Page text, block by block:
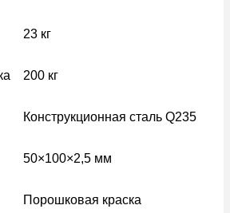
23 кг
200 кг
Конструкционная сталь Q235
50×100×2,5 мм
Порошковая краска